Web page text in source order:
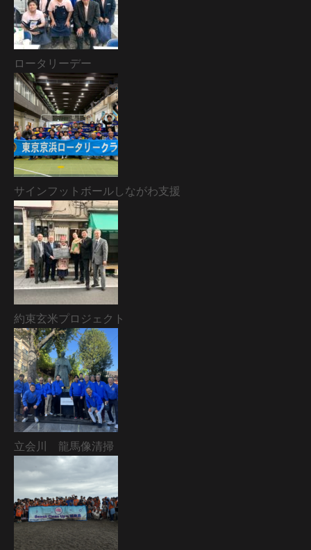
ロータリーデー
サインフットボールしながわ支援
約束玄米プロジェクト
立会川 龍馬像清掃